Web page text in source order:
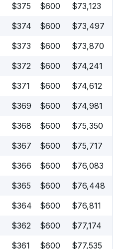
$375 $600 $73,123
$374 $600 $73,497
$373 $600 $73,870
$372 $600 $74,241
$371 $600 $74,612
$369 $600 $74,981
$368 $600 $75,350
$367 $600 $75,717
$366 $600 $76,083
$365 $600 $76,448
$364 $600 $76,811
$362 $600 $77,174
$361 $600 $77,535